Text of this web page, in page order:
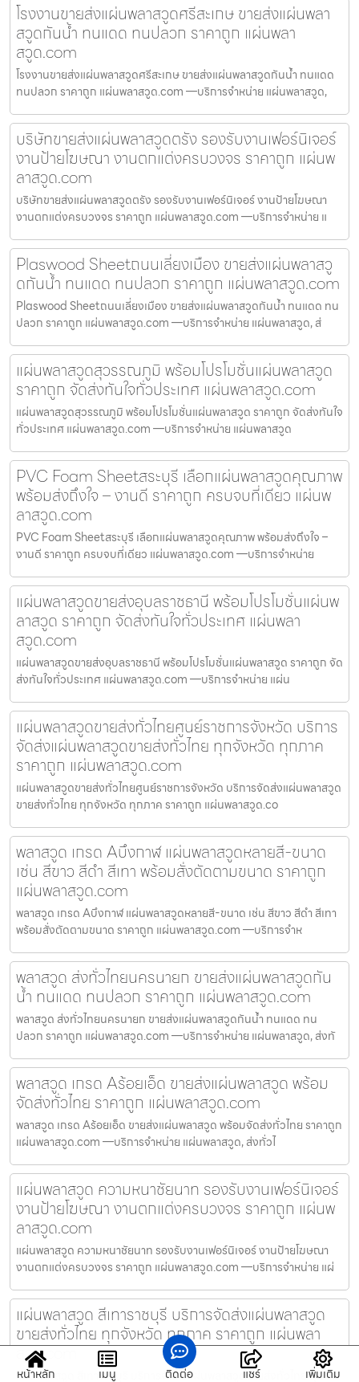
โรงงานขายส่งแผ่นพลาสวูดศรีสะเกษ ขายส่งแผ่นพลา
สวูดกันน้ำ ทนแดด ทนปลวก ราคาถูก แผ่นพลา
สวูด.com
โรงงานขายส่งแผ่นพลาสวูดศรีสะเกษ ขายส่งแผ่นพลาสวูดกันน้ำ ทนแดด
ทนปลวก ราคาถูก แผ่นพลาสวูด.com —บริการจำหน่าย แผ่นพลาสวูด,
บริษัทขายส่งแผ่นพลาสวูดตรัง รองรับงานเฟอร์นิเจอร์
งานป้ายโฆษณา งานตกแต่งครบวงจร ราคาถูก แผ่นพ
ลาสวูด.com
บริษัทขายส่งแผ่นพลาสวูดตรัง รองรับงานเฟอร์นิเจอร์ งานป้ายโฆษณา
งานตกแต่งครบวงจร ราคาถูก แผ่นพลาสวูด.com —บริการจำหน่าย แ
Plaswood Sheetถนนเลี่ยงเมือง ขายส่งแผ่นพลาสวู
ดกันน้ำ ทนแดด ทนปลวก ราคาถูก แผ่นพลาสวูด.com
Plaswood Sheetถนนเลี่ยงเมือง ขายส่งแผ่นพลาสวูดกันน้ำ ทนแดด ทน
ปลวก ราคาถูก แผ่นพลาสวูด.com —บริการจำหน่าย แผ่นพลาสวูด, ส่
แผ่นพลาสวูดสุวรรณภูมิ พร้อมโปรโมชั่นแผ่นพลาสวูด
ราคาถูก จัดส่งทันใจทั่วประเทศ แผ่นพลาสวูด.com
แผ่นพลาสวูดสุวรรณภูมิ พร้อมโปรโมชั่นแผ่นพลาสวูด ราคาถูก จัดส่งทันใจ
ทั่วประเทศ แผ่นพลาสวูด.com —บริการจำหน่าย แผ่นพลาสวูด
PVC Foam Sheetสระบุรี เลือกแผ่นพลาสวูดคุณภาพ
พร้อมส่งถึงใจ – งานดี ราคาถูก ครบจบที่เดียว แผ่นพ
ลาสวูด.com
PVC Foam Sheetสระบุรี เลือกแผ่นพลาสวูดคุณภาพ พร้อมส่งถึงใจ –
งานดี ราคาถูก ครบจบที่เดียว แผ่นพลาสวูด.com —บริการจำหน่าย
แผ่นพลาสวูดขายส่งอุบลราชธานี พร้อมโปรโมชั่นแผ่นพ
ลาสวูด ราคาถูก จัดส่งทันใจทั่วประเทศ แผ่นพลา
สวูด.com
แผ่นพลาสวูดขายส่งอุบลราชธานี พร้อมโปรโมชั่นแผ่นพลาสวูด ราคาถูก จัด
ส่งทันใจทั่วประเทศ แผ่นพลาสวูด.com —บริการจำหน่าย แผ่น
แผ่นพลาสวูดขายส่งทั่วไทยศูนย์ราชการจังหวัด บริการ
จัดส่งแผ่นพลาสวูดขายส่งทั่วไทย ทุกจังหวัด ทุกภาค
ราคาถูก แผ่นพลาสวูด.com
แผ่นพลาสวูดขายส่งทั่วไทยศูนย์ราชการจังหวัด บริการจัดส่งแผ่นพลาสวูด
ขายส่งทั่วไทย ทุกจังหวัด ทุกภาค ราคาถูก แผ่นพลาสวูด.co
พลาสวูด เกรด Aบึงกาฬ แผ่นพลาสวูดหลายสี-ขนาด
เช่น สีขาว สีดำ สีเทา พร้อมสั่งตัดตามขนาด ราคาถูก
แผ่นพลาสวูด.com
พลาสวูด เกรด Aบึงกาฬ แผ่นพลาสวูดหลายสี-ขนาด เช่น สีขาว สีดำ สีเทา
พร้อมสั่งตัดตามขนาด ราคาถูก แผ่นพลาสวูด.com —บริการจำห
พลาสวูด ส่งทั่วไทยนครนายก ขายส่งแผ่นพลาสวูดกัน
น้ำ ทนแดด ทนปลวก ราคาถูก แผ่นพลาสวูด.com
พลาสวูด ส่งทั่วไทยนครนายก ขายส่งแผ่นพลาสวูดกันน้ำ ทนแดด ทน
ปลวก ราคาถูก แผ่นพลาสวูด.com —บริการจำหน่าย แผ่นพลาสวูด, ส่งทั
พลาสวูด เกรด Aร้อยเอ็ด ขายส่งแผ่นพลาสวูด พร้อม
จัดส่งทั่วไทย ราคาถูก แผ่นพลาสวูด.com
พลาสวูด เกรด Aร้อยเอ็ด ขายส่งแผ่นพลาสวูด พร้อมจัดส่งทั่วไทย ราคาถูก
แผ่นพลาสวูด.com —บริการจำหน่าย แผ่นพลาสวูด, ส่งทั่วไ
แผ่นพลาสวูด ความหนาชัยนาท รองรับงานเฟอร์นิเจอร์
งานป้ายโฆษณา งานตกแต่งครบวงจร ราคาถูก แผ่นพ
ลาสวูด.com
แผ่นพลาสวูด ความหนาชัยนาท รองรับงานเฟอร์นิเจอร์ งานป้ายโฆษณา
งานตกแต่งครบวงจร ราคาถูก แผ่นพลาสวูด.com —บริการจำหน่าย แผ่
แผ่นพลาสวูด สีเทาราชบุรี บริการจัดส่งแผ่นพลาสวูด
ขายส่งทั่วไทย ทุกจังหวัด ทุกภาค ราคาถูก แผ่นพลา
สวูด.com
แผ่นพลาสวูด สีเทาราชบุรี บริการจัดส่งแผ่นพลาสวูดขายส่งทั่วไทย ทุก
หน้าหลัก เมนู ติดต่อ แชร์ เพิ่มเติม